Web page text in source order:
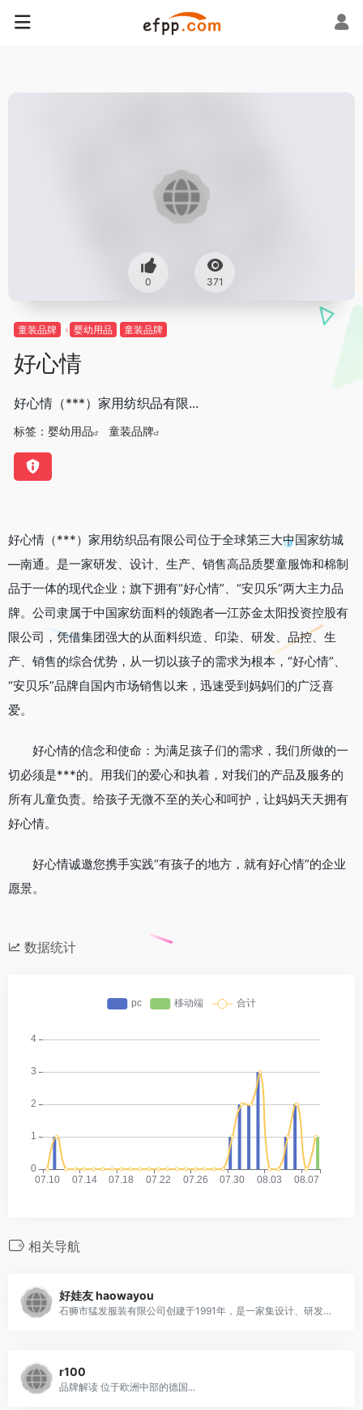
0 371
童装品牌 婴幼用品 童装品牌
好心情
好心情（***）家用纺织品有限...
标签： 婴幼用品 童装品牌
好心情（***）家用纺织品有限公司位于全球第三大中国家纺城
—南通。是一家研发、设计、生产、销售高品质婴童服饰和棉制
品于一体的现代企业；旗下拥有“好心情”、“安贝乐”两大主力品
牌。公司隶属于中国家纺面料的领跑者—江苏金太阳投资控股有
限公司，凭借集团强大的从面料织造、印染、研发、品控、生
产、销售的综合优势，从一切以孩子的需求为根本，“好心情”、
“安贝乐”品牌自国内市场销售以来，迅速受到妈妈们的广泛喜
爱。
好心情的信念和使命：为满足孩子们的需求，我们所做的一
切必须是***的。用我们的爱心和执着，对我们的产品及服务的
所有儿童负责。给孩子无微不至的关心和呵护，让妈妈天天拥有
好心情。
好心情诚邀您携手实践“有孩子的地方，就有好心情”的企业
愿景。
数据统计
相关导航
好娃友 haowayou
石狮市猛发服装有限公司创建于1991年，是一家集设计、研发、生产、销售为一体的童装企业．公司座落于中国服装名城－－福建省石狮市．这里聚集了许多国内外优秀服装企业，＂猛发＂服装就是其中的***之一．经过＂猛发＂人20多年的艰苦奋斗和辛勤打拼，现已发展成为拥有数百名员工的中型企业，并建成一幢标准化生产厂房和宽敞明亮的办公大楼．
r100
品牌解读 位于欧洲中部的德国...